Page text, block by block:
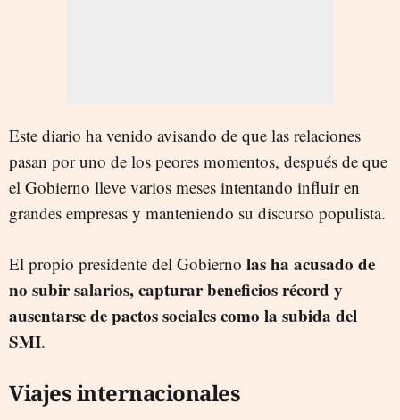
Este diario ha venido avisando de que las relaciones
pasan por uno de los peores momentos, después de que
el Gobierno lleve varios meses intentando influir en
grandes empresas y manteniendo su discurso populista.
El propio presidente del Gobierno las ha acusado de
no subir salarios, capturar beneficios récord y
ausentarse de pactos sociales como la subida del
SMI.
Viajes internacionales